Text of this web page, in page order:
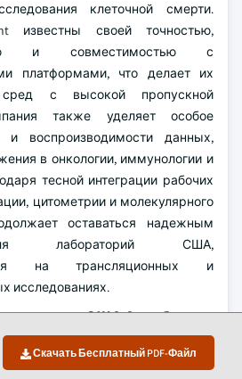
Скачать Бесплатный PDF-Файл
клеточной смерти.
известны своей точностью,
и совместимостью с
платформами, что делает их
с высокой пропускной
также уделяет особое
и воспроизводимости данных,
в онкологии, иммунологии и
тесной интеграции рабочих
цитометрии и молекулярного
оставаться надежным
лабораторий США,
на трансляционных и
исследованиях.
апоптоза в США Атрибуты
отчета